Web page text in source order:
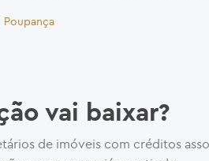
Poupança
vai baixar?
de imóveis com créditos